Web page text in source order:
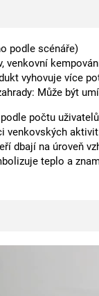
podle scénáře)
venkovní
vyhovuje více
Může být
podle počtu uživatelů
venkovských
dbají na úroveň
teplo a